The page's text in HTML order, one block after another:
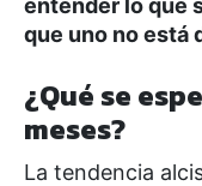
que uno no está
¿Qué se
meses?
La tendencia